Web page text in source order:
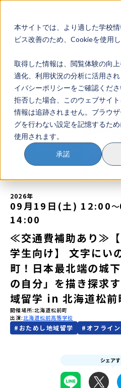
本サイトでは、より適した学校
ビス改善のため、Cookieを使用し
取得した情報は、閲覧体験の向
適化、利用状況の分析に活用さ
イバシーポリシーをご確認くださ
拒否した場合、このウェブサイ
情報は追跡されません。ブラウ
グを行わない設定を記憶するた
使用されます。
承諾
地域みらい留学のすす
地域みらい留学とは
学校を探す
イベントを探す
おためし地域留学
マガジン
奨学金について
？ イベント参加方法
会員登録 MYページログ
2026年
09月19日(土) 12:00〜
14:00
≪交通費補助あり≫
学生向け】 文字にい
町！日本最北端の城
の自分」を描き探求
域留学 in 北海道松前
開催場所 北海道松前町
出演 北海道松前高等学校
# おためし地域留学 #オフライ
シェア